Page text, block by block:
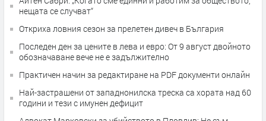
нещата се случват“
Откриха ловния сезон за прелетен дивеч в България
Последен ден за цените в лева и евро: От 9 август двойното
обозначаване вече не е задължително
Практичен начин за редактиране на PDF документи онлайн
Най-застрашени от западнонилска треска са хората над 60
години и тези с имунен дефицит